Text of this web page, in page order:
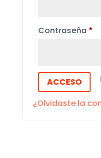
Contraseña *
ACCESO
¿Olvidaste la